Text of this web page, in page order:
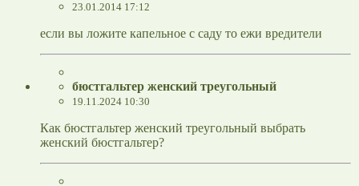
23.01.2014 17:12
если вы ложите капельное с саду то ежи вредители
бюстгальтер женский треугольный
19.11.2024 10:30
Как бюстгальтер женский треугольный выбрать
женский бюстгальтер?